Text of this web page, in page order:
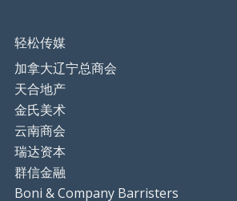
轻松传媒
加拿大辽宁总商会
天合地产
金氏美术
云南商会
瑞达资本
群信金融
Boni & Company Barristers